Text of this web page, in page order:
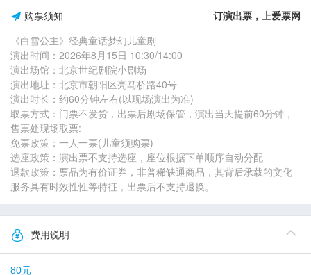
购票须知
订演出票，上爱票网
《白雪公主》经典童话梦幻儿童剧
演出时间：2026年8月15日 10:30/14:00
演出场馆：北京世纪剧院小剧场
演出地址：北京市朝阳区亮马桥路40号
演出时长：约60分钟左右(以现场演出为准)
取票方式：门票不发货，出票后剧场保管，演出当天提前60分钟，
售票处现场取票:
免票政策：一人一票(儿童须购票)
选座政策：演出票不支持选座，座位根据下单顺序自动分配
退款政策：票品为有价证券，非普稀缺通商品，其背后承载的文化
服务具有时效性性等特征，出票后不支持退换。
费用说明
80元